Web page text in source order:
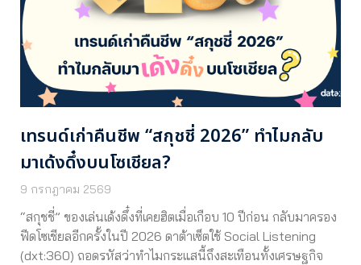
เทรนด์เก่าคืนชีพ “สกุชชี่ 2026” ทำไมกลับ
มาเด้งดึ๋งบนโซเชียล?
9 กรกฎาคม 2569
“สกุชชี่” ของเล่นเด้งดึ๋งที่เคยฮิตเมื่อเกือบ 10 ปีก่อน กลับมาครอง
ฟีดโซเชียลอีกครั้งในปี 2026 ดาต้าเซ็ตใช้ Social Listening
(dxt:360) ถอดรหัสว่าทำไมกระแสนี้ถึงสะเทือนทั้งเศรษฐกิจ